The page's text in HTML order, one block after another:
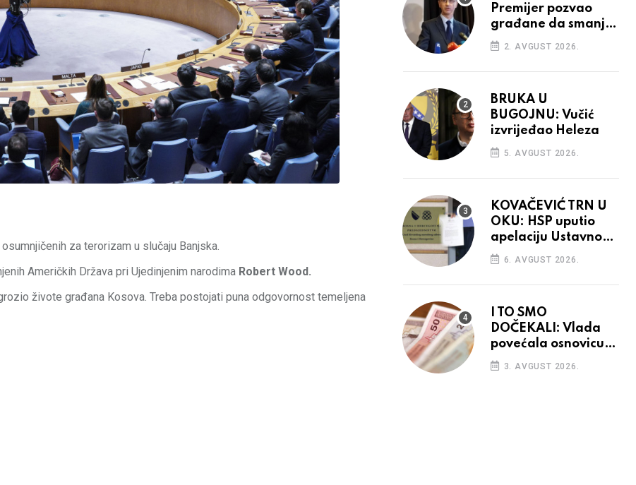
za terorizam u slučaju Banjska.
Američkih Država pri Ujedinjenim narodima Robert Wood.
živote građana Kosova. Treba postojati puna odgovornost temeljena
Premijer pozvao
građane da smanje
potrošnju struje
2. AVGUST 2026.
BRUKA U
BUGOJNU: Vučić
izvrijeđao Heleza
5. AVGUST 2026.
KOVAČEVIĆ TRN U
OKU: HSP uputio
apelaciju Ustavnom
sudu BiH
6. AVGUST 2026.
I TO SMO
DOČEKALI: Vlada
povećala osnovicu
za obračun plaća
budžetskim
3. AVGUST 2026.